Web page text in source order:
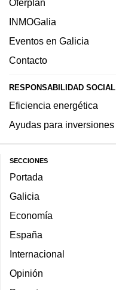
INMOGalia
Eventos en Galicia
Contacto
RESPONSABILIDAD SOCIAL
Eficiencia energética
Ayudas para inversiones
SECCIONES
Portada
Galicia
Economía
España
Internacional
Opinión